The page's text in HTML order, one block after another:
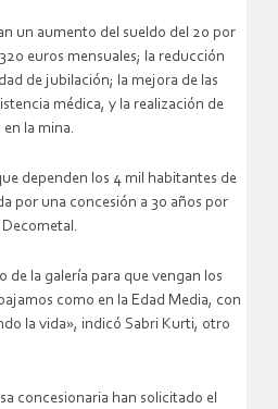
un aumento del sueldo del 20 por
euros mensuales; la reducción
de jubilación; la mejora de las
médica, y la realización de
la mina.
dependen los 4 mil habitantes de
por una concesión a 30 años por
de la galería para que vengan los
como en la Edad Media, con
la vida», indicó Sabri Kurti, otro
concesionaria han solicitado el